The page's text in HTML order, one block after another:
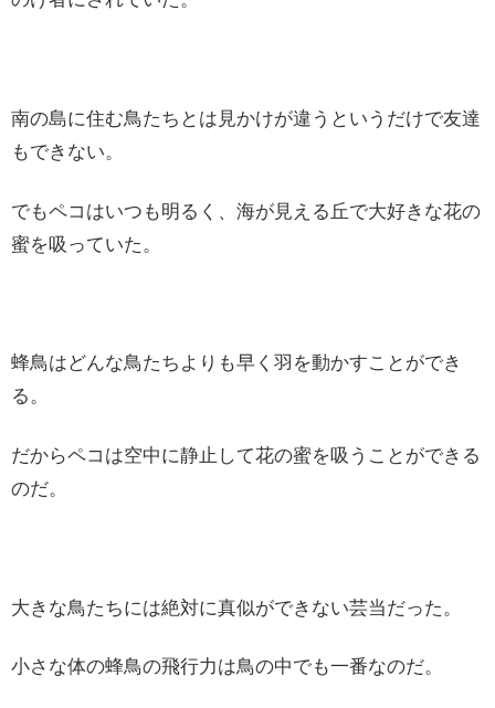
南の島に住む鳥たちとは見かけが違うというだけで友達
もできない。
でもペコはいつも明るく、海が見える丘で大好きな花の
蜜を吸っていた。
蜂鳥はどんな鳥たちよりも早く羽を動かすことができ
る。
だからペコは空中に静止して花の蜜を吸うことができる
のだ。
大きな鳥たちには絶対に真似ができない芸当だった。
小さな体の蜂鳥の飛行力は鳥の中でも一番なのだ。